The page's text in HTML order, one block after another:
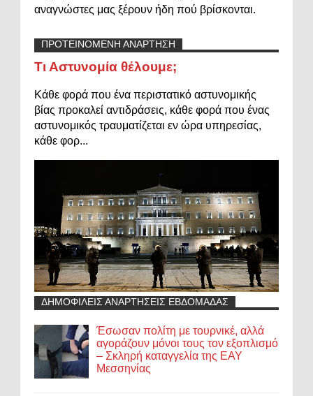
αναγνώστες μας ξέρουν ήδη πού βρίσκονται.
ΠΡΟΤΕΙΝΟΜΕΝΗ ΑΝΑΡΤΗΣΗ
Τι Αστυνομία θέλουμε;
Κάθε φορά που ένα περιστατικό αστυνομικής
βίας προκαλεί αντιδράσεις, κάθε φορά που ένας
αστυνομικός τραυματίζεται εν ώρα υπηρεσίας,
κάθε φορ...
ΔΗΜΟΦΙΛΕΙΣ ΑΝΑΡΤΗΣΕΙΣ ΕΒΔΟΜΑΔΑΣ
Έσωσαν πολίτη με τουρνικέ, αλλά
αγοράζουν μόνοι τους τον εξοπλισμό
– Σκληρή καταγγελία της ΕΑΥ
Μεσσηνίας